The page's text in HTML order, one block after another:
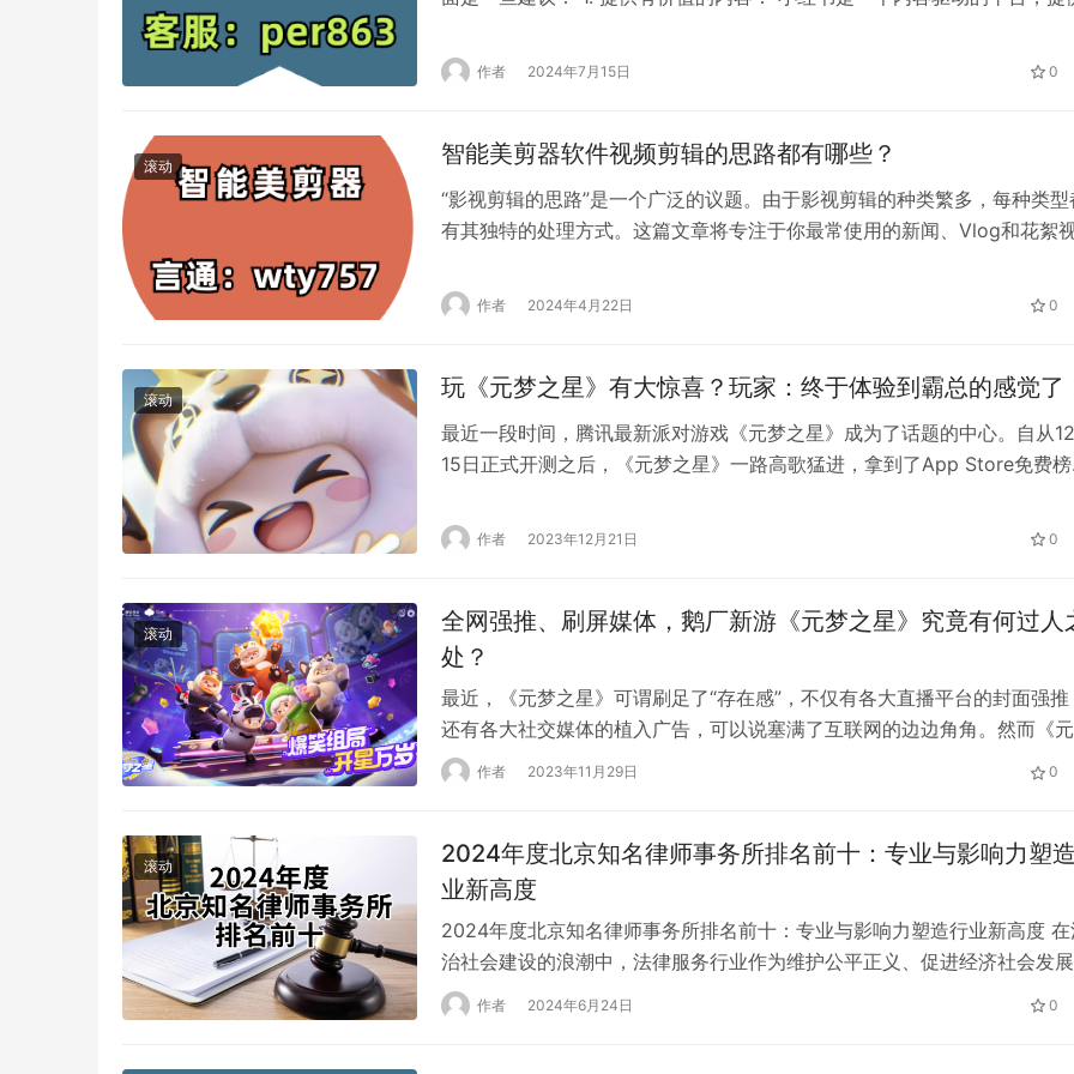
问题、满足他们的需求或带给他们乐趣。分享心得经验、实用技巧、独特观
作者 2024年7月15日 0
滚动 智能美剪器软件视频剪辑的思路都有哪些？
“影视剪辑的思路”是一个广泛的议题。由于影视剪辑的种类繁多，每种类型
有其独特的处理方式。这篇文章将专注于你最常使用的新闻、Vlog和花絮
的过程中，我们通常从新闻开始，因为它的结构清晰，相对简单，即使没有
作者 2024年4月22日 0
滚动 玩《元梦之星》有大惊喜？玩家：终于体验到霸总的感觉了
最近一段时间，腾讯最新派对游戏《元梦之星》成为了话题的中心。自从
15日正式开测之后，《元梦之星》一路高歌猛进，拿到了App Store免费榜
留下了自己的身影，可谓是风头无两。 这种钞能力让喜欢《元梦之星》的玩
觉得排面十足，但是也让很多对《元梦之星》无感的网友倍感烦躁。毕竟谁
作者 2023年12月21日 0
滚动
全网强推、刷屏媒体，鹅厂新游《元梦之星》究竟有何过人
处？
最近，《元梦之星》可谓刷足了“存在感”，不仅有各大直播平台的封面强推
还有各大社交媒体的植入广告，可以说塞满了互联网的边边角角。然而《元
之星》本身的游戏内容和品质与其铺天盖地的宣发攻势真的匹配吗？前几轮
的操作手感、建模…
作者 2023年11月29日 0
滚动
2024年度北京知名律师事务所排名前十：专业与影响力塑
业新高度
2024年度北京知名律师事务所排名前十：专业与影响力塑造行业新高度
治社会建设的浪潮中，法律服务行业作为维护公平正义、促进经济社会发展
重要力量，正扮演着愈发关键的角色。北京，作为国家的政治、经济和文化
作者 2024年6月24日 0